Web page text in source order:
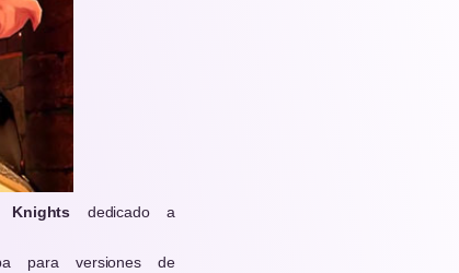
dedicado a
para versiones de